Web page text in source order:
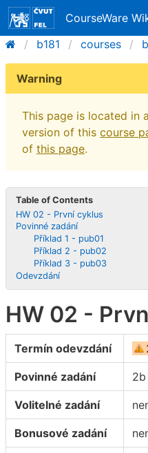
CourseWare
b181
courses
Warning
This page is located in
version of this course
of this page.
Table of Contents
HW 02 - První cyklus
Povinné zadání
Příklad 1 - pub01
Příklad 2 - pub02
Příklad 3 - pub03
Odevzdání
HW 02 -
Termín odevzdání
Povinné zadání 2b
Volitelné zadání
Bonusové zadání